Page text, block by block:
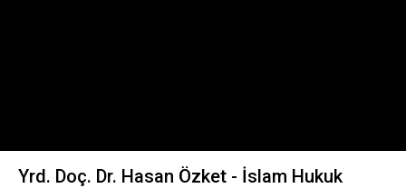
Yrd. Doç. Dr. Hasan Özket - İslam Hukuk